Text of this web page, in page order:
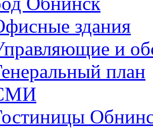
здания
и
план